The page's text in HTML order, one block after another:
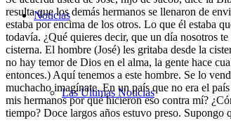
Noticias
Las Últimas Noticias
resulta que los demás hermanos se llenaron de
estaba por encima de los otros. Lo que él estaba
todavía. ¿Qué quieres decir, que un día nosotros
cisterna. El hombre (José) les gritaba desde la
no hay temor de Dios en el alma, la gente hace
entonces.) Aquí tenemos a este hombre. Se lo
muchacho imagínate. En un país que no era el
mis hermanos por qué hicieron eso contra mí?
tiempo? Doce largos años estuvo preso. Supongo